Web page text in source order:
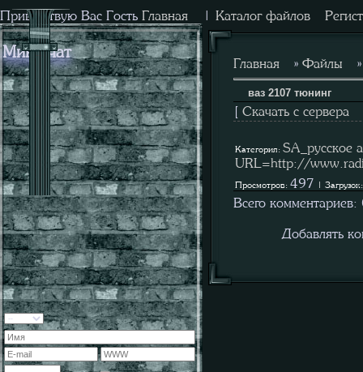
Приветствую Вас Гость Главная Каталог файлов
Мини-чат
Главная » Файлы
ваз 2107 тюнинг
[ Скачать с сервера
Категория: SA_русское
URL=http://
Просмотров: 497 |
Всего комментариев:
Добавлять